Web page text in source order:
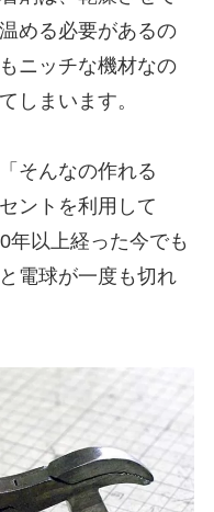
める必要があるの
ニッチな機材なの
しまいます。
そんなの作れる
ントを利用して
年以上経った今でも
電球が一度も切れ